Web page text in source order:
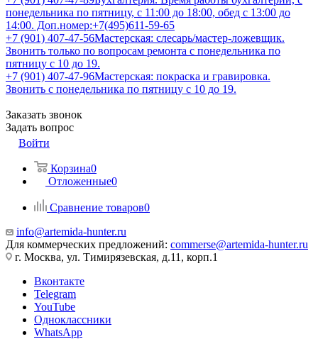
понедельника по пятницу, с 11:00 до 18:00, обед с 13:00 до
14:00. Доп.номер:+7(495)611-59-65
+7 (901) 407-47-56Мастерская: слесарь/мастер-ложевщик.
Звонить только по вопросам ремонта с понедельника по
пятницу с 10 до 19.
+7 (901) 407-47-96Мастерская: покраска и гравировка.
Звонить с понедельника по пятницу с 10 до 19.
Заказать звонок
Задать вопрос
Войти
Корзина0
Отложенные0
Сравнение товаров0
info@artemida-hunter.ru
Для коммерческих предложений: commerse@artemida-hunter.ru
г. Москва, ул. Тимирязевская, д.11, корп.1
Вконтакте
Telegram
YouTube
Одноклассники
WhatsApp